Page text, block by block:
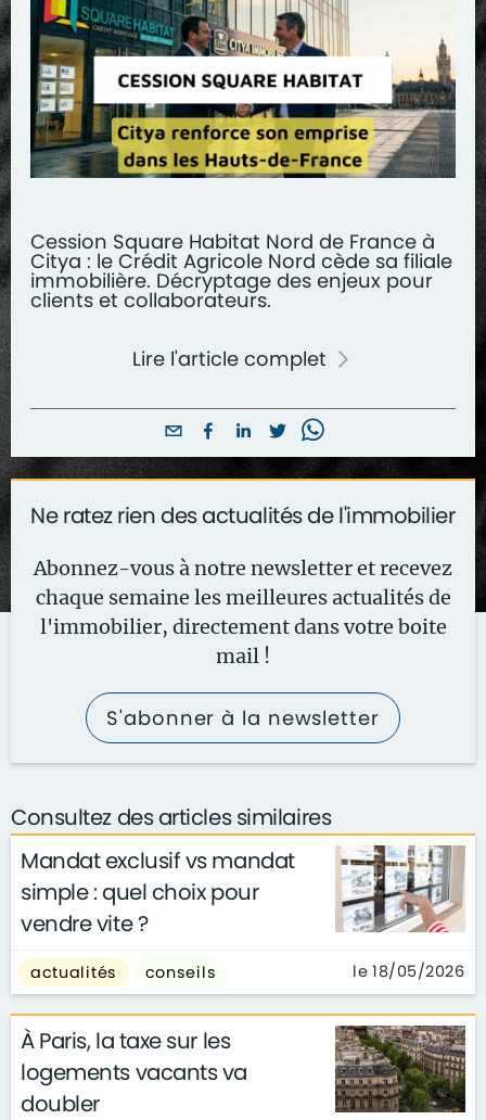
Cession Square Habitat Nord de France à
Citya : le Crédit Agricole Nord cède sa filiale
immobilière. Décryptage des enjeux pour
clients et collaborateurs.
Lire l'article complet
Ne ratez rien des actualités de l'immobilier
Abonnez-vous à notre newsletter et recevez
chaque semaine les meilleures actualités de
l'immobilier, directement dans votre boite
mail !
S'abonner à la newsletter
Consultez des articles similaires
Mandat exclusif vs mandat
simple : quel choix pour
vendre vite ?
actualités conseils le 18/05/2026
À Paris, la taxe sur les
logements vacants va
doubler